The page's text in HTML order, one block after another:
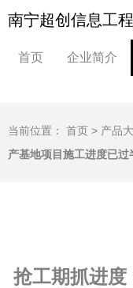
南宁超创信息工
首页 企业简介
当前位置： 首页 > 产品
产基地项目施工进度已过
抢工期抓进度